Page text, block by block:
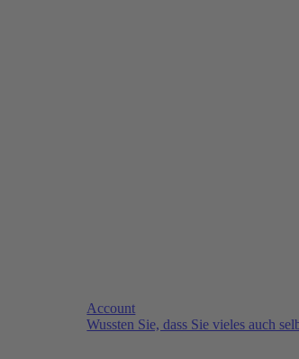
Account
Wussten Sie, dass Sie vieles auch